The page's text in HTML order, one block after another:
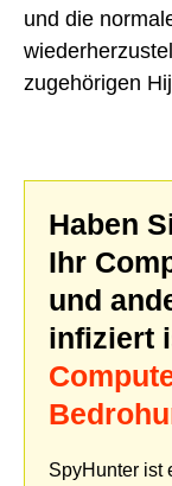
und die
zugehörigen
Haben
Ihr
und
infiziert
SpyHunter ist